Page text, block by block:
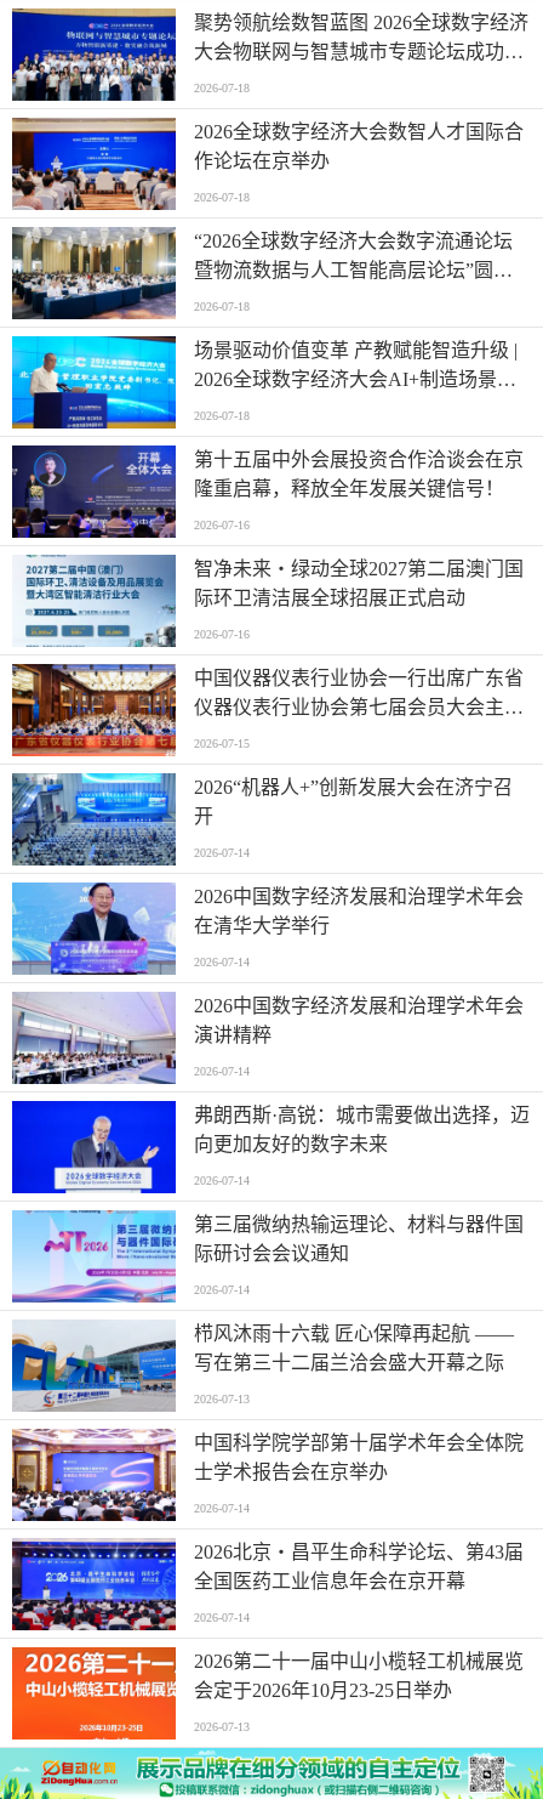
聚势领航绘数智蓝图 2026全球数字经济
大会物联网与智慧城市专题论坛成功举
办
2026-07-18
2026全球数字经济大会数智人才国际合
作论坛在京举办
2026-07-18
“2026全球数字经济大会数字流通论坛
暨物流数据与人工智能高层论坛”圆满
成功举办
2026-07-18
场景驱动价值变革 产教赋能智造升级 |
2026全球数字经济大会AI+制造场景落
地国际论坛成功举办
2026-07-18
第十五届中外会展投资合作洽谈会在京
隆重启幕，释放全年发展关键信号！
2026-07-16
智净未来・绿动全球2027第二届澳门国
际环卫清洁展全球招展正式启动
2026-07-16
中国仪器仪表行业协会一行出席广东省
仪器仪表行业协会第七届会员大会主题
活动并进行走访交流
2026-07-15
2026“机器人+”创新发展大会在济宁召
开
2026-07-14
2026中国数字经济发展和治理学术年会
在清华大学举行
2026-07-14
2026中国数字经济发展和治理学术年会
演讲精粹
2026-07-14
弗朗西斯·高锐：城市需要做出选择，迈
向更加友好的数字未来
2026-07-14
第三届微纳热输运理论、材料与器件国
际研讨会会议通知
2026-07-14
栉风沐雨十六载 匠心保障再起航 ——
写在第三十二届兰洽会盛大开幕之际
2026-07-13
中国科学院学部第十届学术年会全体院
士学术报告会在京举办
2026-07-14
2026北京・昌平生命科学论坛、第43届
全国医药工业信息年会在京开幕
2026-07-14
2026第二十一届中山小榄轻工机械展览
会定于2026年10月23-25日举办
2026-07-13